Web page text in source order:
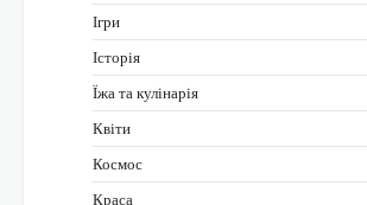
Ігри
Історія
Їжа та кулінарія
Квіти
Космос
Краса